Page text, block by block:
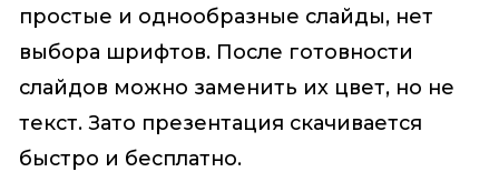
простые и однообразные слайды, нет
выбора шрифтов. После готовности
слайдов можно заменить их цвет, но не
текст. Зато презентация скачивается
быстро и бесплатно.